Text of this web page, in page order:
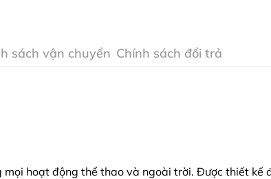
sách vận chuyển Chính sách đổi trả
hoạt động thể thao và ngoài trời. Được thiết kế